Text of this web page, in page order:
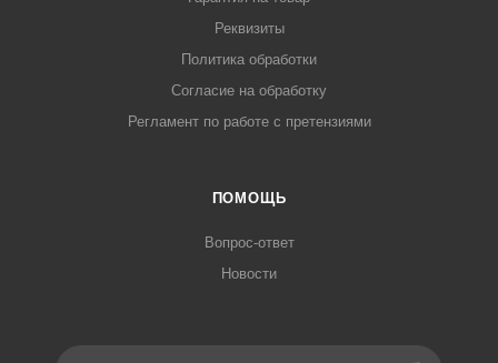
Реквизиты
Политика обработки
Согласие на обработку
Регламент по работе с претензиями
ПОМОЩЬ
Вопрос-ответ
Новости